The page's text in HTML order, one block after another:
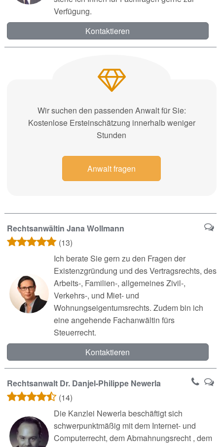
Verfügung.
Kontaktieren
Wir suchen den passenden Anwalt für Sie:
Kostenlose Ersteinschätzung innerhalb weniger
Stunden
Anwalt fragen
Rechtsanwältin Jana Wollmann
(13)
Ich berate Sie gern zu den Fragen der
Existenzgründung und des Vertragsrechts, des
Arbeits-, Familien-, allgemeines Zivil-,
Verkehrs-, und Miet- und
Wohnungseigentumsrechts. Zudem bin ich
eine angehende Fachanwältin fürs
Steuerrecht.
Kontaktieren
Rechtsanwalt Dr. Danjel-Philippe Newerla
(14)
Die Kanzlei Newerla beschäftigt sich
schwerpunktmäßig mit dem Internet- und
Computerrecht, dem Abmahnungsrecht , dem